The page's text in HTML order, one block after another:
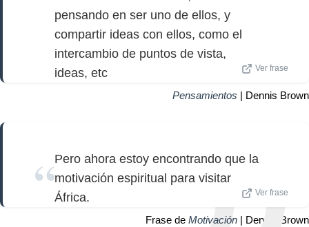
pensando en ser uno de ellos, y
compartir ideas con ellos, como el
intercambio de puntos de vista,
ideas, etc
Ver frase
Pensamientos | Dennis Brown
Pero ahora estoy encontrando que la
motivación espiritual para visitar
África.
Ver frase
Frase de Motivación | Dennis Brown